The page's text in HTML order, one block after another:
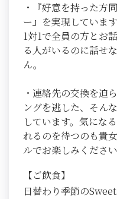
・『好意を持った方
ー』を実現しています
1対1で全員の方とお
る人がいるのに話せ
ん。
・連絡先の交換を迫
ングを逃した、そん
しています。気にな
れるのを待つのも貴
ルでお楽しみください
【ご飲食】
日替わり季節の